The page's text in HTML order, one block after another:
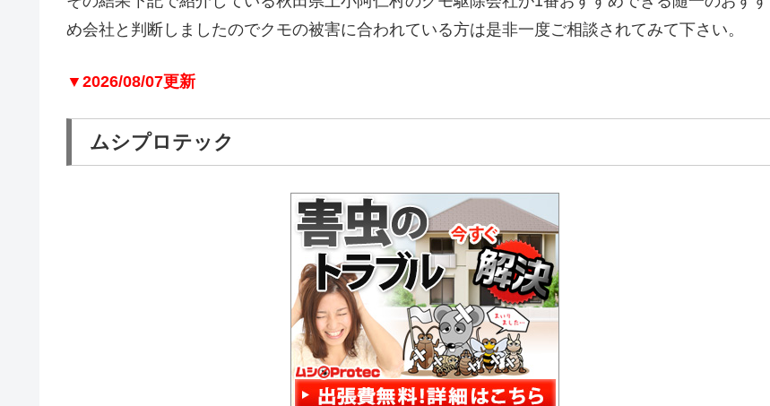
め会社と判断しましたのでクモの被害に合われている方は是非一度ご相談されてみて下さい。
▼2026/08/07更新
ムシプロテック